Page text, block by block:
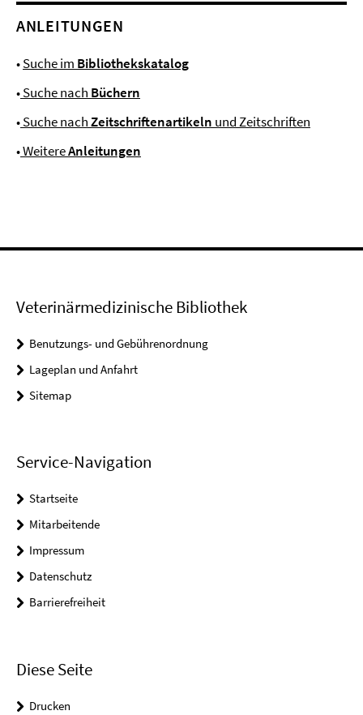
ANLEITUNGEN
•Suche im Bibliothekskatalog
•Suche nach Büchern
•Suche nachZeitschriftenartikeln und Zeitschriften
•WeitereAnleitungen
Veterinärmedizinische Bibliothek
Benutzungs- und Gebührenordnung
Lageplan und Anfahrt
Sitemap
Service-Navigation
Startseite
Mitarbeitende
Impressum
Datenschutz
Barrierefreiheit
Diese Seite
Drucken